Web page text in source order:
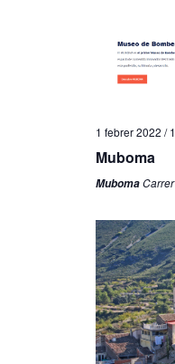
1 febrer 2022 /
Muboma
Muboma